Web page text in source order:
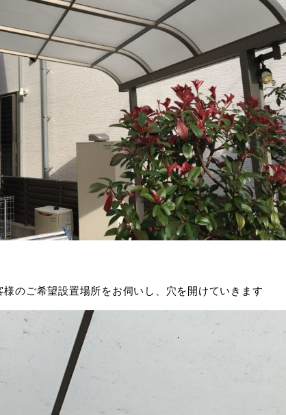
様のご希望設置場所をお伺いし、穴を開けていきます